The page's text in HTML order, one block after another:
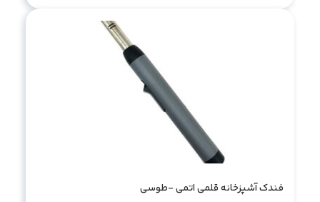
فندک آشپزخانه قلمی اتمی -طوسی